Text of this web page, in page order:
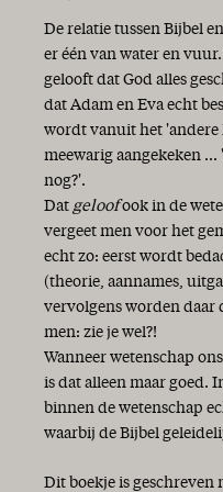
De relatie tussen Bijbel
er één van water en
gelooft dat God alles
dat Adam en Eva echt
wordt vanuit het 'andere
meewarig aangekeken
nog?'.
Dat geloofook in de
vergeet men voor het
echt zo: eerst wordt
(theorie, aannames,
vervolgens worden daar
men: zie je wel?!
Wanneer wetenschap
is dat alleen maar goed.
binnen de wetenschap
waarbij de Bijbel
Dit boekje is geschreven